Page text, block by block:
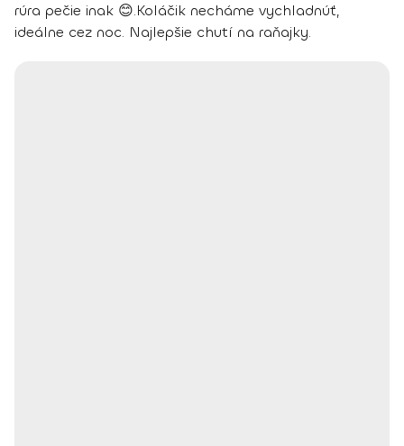
rúra pečie inak 😊.Koláčik necháme vychladnúť,
ideálne cez noc. Najlepšie chutí na raňajky.